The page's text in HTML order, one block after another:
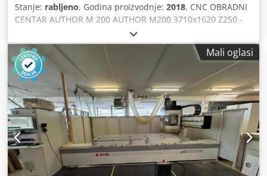
Stanje: rabljeno, Godina proizvodnje: 2018, CNC OBRADNI
CENTAR AUTHOR M 200 AUTHOR M200 3710x1620 Z250 -
CNC obradni centar 1 Tehničke karakteristike Radni
prostor I.M.S. I.U. Radni prostor X os 3710 mm * 146" *
Radni prostor Y os 1620 mm * 63¾" * Promjer prolaza
obratka Y 1900 mm 74¾" Promjer prolaza obratka Z 250
mm 9¾ Dužina obratka pri serijskoj obradi 1700 + 1700
mm 67" + 67" Brzina kretanja X-Y osi PRO-SPACE 56 m/min
184 ft/min Brzina kretanja X-Y osi PRO-SPEED 78 m/min 256
ft/min * Duljina puta svim alatima u smjeru X i Y;
pogledajte odgovarajući nacrt za detaljnije informacije. S
5-osnim motorom, dimenzija u smjeru Y se povećava na
1680 mm (66"), za motor JQX ili 1720 mm (67½") za motor
KS/KT. Maksimalna širina ploče za horizontalno bušenje,
Mali oglasi